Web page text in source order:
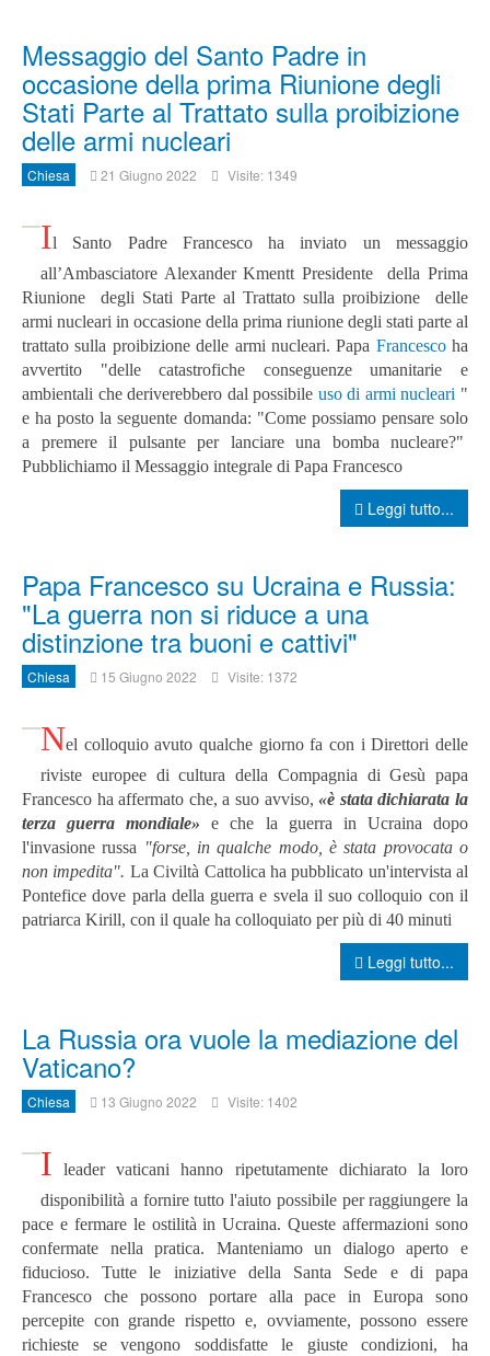
Messaggio del Santo Padre in
occasione della prima Riunione degli
Stati Parte al Trattato sulla proibizione
delle armi nucleari
Chiesa 21 Giugno 2022 Visite: 1349
Il Santo Padre Francesco ha inviato un messaggio
all’Ambasciatore Alexander Kmentt Presidente della Prima
Riunione degli Stati Parte al Trattato sulla proibizione delle
armi nucleari in occasione della prima riunione degli stati parte al
trattato sulla proibizione delle armi nucleari. Papa Francescoha
avvertito "delle catastrofiche conseguenze umanitarie e
ambientali che deriverebbero dal possibile uso di armi nucleari "
e ha posto la seguente domanda: "Come possiamo pensare solo
a premere il pulsante per lanciare una bomba nucleare?"
Pubblichiamo il Messaggio integrale di Papa Francesco
Leggi tutto...
Papa Francesco su Ucraina e Russia:
"La guerra non si riduce a una
distinzione tra buoni e cattivi"
Chiesa 15 Giugno 2022 Visite: 1372
Nel colloquio avuto qualche giorno fa con i Direttori delle
riviste europee di cultura della Compagnia di Gesù papa
Francesco ha affermato che, a suo avviso, «è stata dichiarata la
terza guerra mondiale» e che la guerra in Ucraina dopo
l'invasione russa "forse, in qualche modo, è stata provocata o
non impedita". La Civiltà Cattolica ha pubblicato un'intervista al
Pontefice dove parla della guerra e svela il suo colloquio con il
patriarca Kirill, con il quale ha colloquiato per più di 40 minuti
Leggi tutto...
La Russia ora vuole la mediazione del
Vaticano?
Chiesa 13 Giugno 2022 Visite: 1402
I leader vaticani hanno ripetutamente dichiarato la loro
disponibilità a fornire tutto l'aiuto possibile per raggiungere la
pace e fermare le ostilità in Ucraina. Queste affermazioni sono
confermate nella pratica. Manteniamo un dialogo aperto e
fiducioso. Tutte le iniziative della Santa Sede e di papa
Francesco che possono portare alla pace in Europa sono
percepite con grande rispetto e, ovviamente, possono essere
richieste se vengono soddisfatte le giuste condizioni, ha